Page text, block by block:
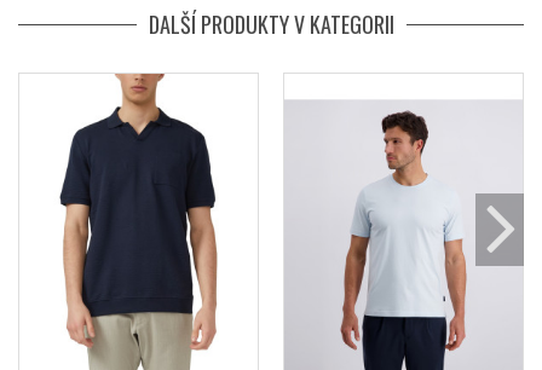
DALŠÍ PRODUKTY V KATEGORII